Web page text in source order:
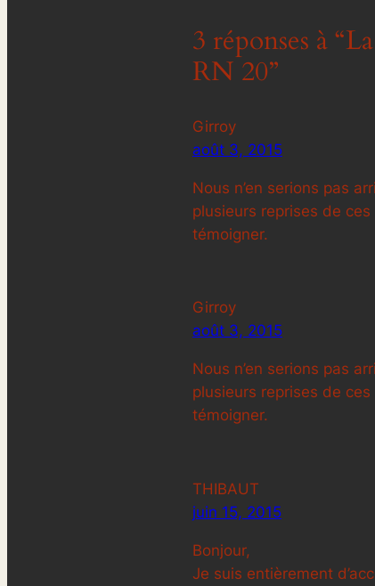
3 réponses à
RN 20”
Girroy
août 3, 2015
Nous n’en serions pas
plusieurs reprises de
témoigner.
Girroy
août 3, 2015
Nous n’en serions pas
plusieurs reprises de
témoigner.
THIBAUT
juin 15, 2015
Bonjour,
Je suis entièrement